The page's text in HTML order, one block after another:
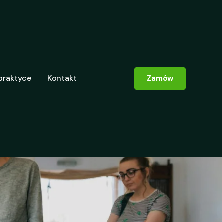
Kontakt Zamów